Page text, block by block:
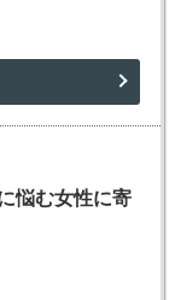
悩む女性に寄